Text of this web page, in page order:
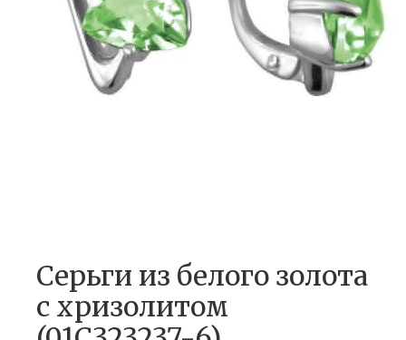
Серьги из белого золота
c хризолитом